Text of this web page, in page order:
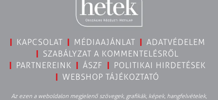
KAPCSOLAT MÉDIAAJÁNLAT
ADATVÉDELEM
SZABÁLYZAT A KOMMENTELÉSRŐL
PARTNEREINK
ÁSZF
POLITIKAI HIRDETÉSEK
WEBSHOP TÁJÉKOZTATÓ
Az ezen a weboldalon megjelenő szövegek, grafikák, képek, hangfelvételek,